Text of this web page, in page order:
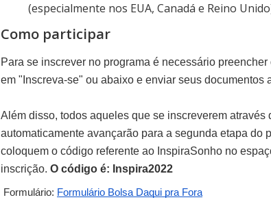
(especialmente nos EUA, Canadá e Reino
Como participar
Para se inscrever no programa é necessário
em "Inscreva-se" ou abaixo e enviar seus documentos
Além disso, todos aqueles que se inscreverem através
automaticamente avançarão para a segunda etapa do
coloquem o código referente ao InspiraSonho no
inscrição. O código é: Inspira2022
Formulário: Formulário Bolsa Daqui pra Fora